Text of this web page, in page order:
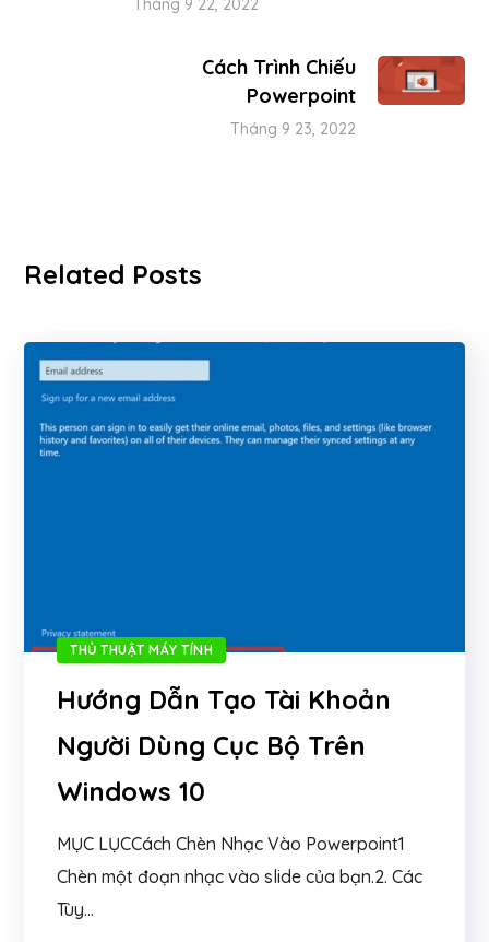
Tháng 9 22, 2022
Cách Trình Chiếu
Powerpoint
Tháng 9 23, 2022
Related Posts
THỦ THUẬT MÁY TÍNH
Hướng Dẫn Tạo Tài Khoản
Người Dùng Cục Bộ Trên
Windows 10
MỤC LỤCCách Chèn Nhạc Vào Powerpoint1
Chèn một đoạn nhạc vào slide của bạn.2. Các
Tùy...